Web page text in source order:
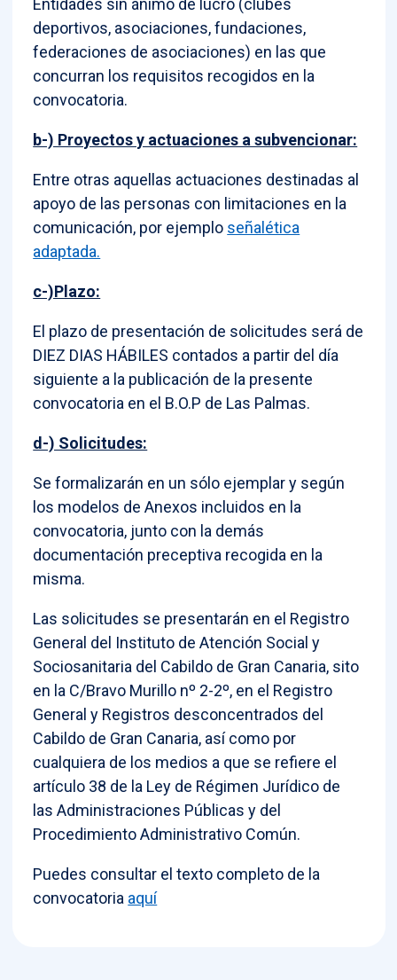
Entidades sin ánimo de lucro (clubes
deportivos, asociaciones, fundaciones,
federaciones de asociaciones) en las que
concurran los requisitos recogidos en la
convocatoria.
b-) Proyectos y actuaciones a subvencionar:
Entre otras aquellas actuaciones destinadas al
apoyo de las personas con limitaciones en la
comunicación, por ejemplo señalética
adaptada.
c-)Plazo:
El plazo de presentación de solicitudes será de
DIEZ DIAS HÁBILES contados a partir del día
siguiente a la publicación de la presente
convocatoria en el B.O.P de Las Palmas.
d-) Solicitudes:
Se formalizarán en un sólo ejemplar y según
los modelos de Anexos incluidos en la
convocatoria, junto con la demás
documentación preceptiva recogida en la
misma.
Las solicitudes se presentarán en el Registro
General del Instituto de Atención Social y
Sociosanitaria del Cabildo de Gran Canaria, sito
en la C/Bravo Murillo nº 2-2º, en el Registro
General y Registros desconcentrados del
Cabildo de Gran Canaria, así como por
cualquiera de los medios a que se refiere el
artículo 38 de la Ley de Régimen Jurídico de
las Administraciones Públicas y del
Procedimiento Administrativo Común.
Puedes consultar el texto completo de la
convocatoria aquí